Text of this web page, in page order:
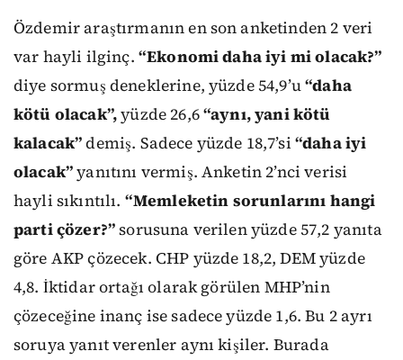
Özdemir araştırmanın en son anketinden 2 veri
var hayli ilginç. “Ekonomi daha iyi mi olacak?”
diye sormuş deneklerine, yüzde 54,9’u“daha
kötü olacak”,yüzde 26,6“aynı, yani kötü
kalacak”demiş. Sadece yüzde 18,7’si “daha iyi
olacak”yanıtını vermiş. Anketin 2’nci verisi
hayli sıkıntılı. “Memleketin sorunlarını hangi
parti çözer?”sorusuna verilen yüzde 57,2 yanıta
göre AKP çözecek. CHP yüzde 18,2, DEM yüzde
4,8. İktidar ortağı olarak görülen MHP’nin
çözeceğine inanç ise sadece yüzde 1,6. Bu 2 ayrı
soruya yanıt verenler aynı kişiler. Burada